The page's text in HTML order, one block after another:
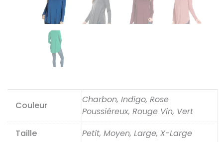
Couleur
Charbon, Indigo, Rose
Poussiéreux, Rouge Vin, Vert
Taille
Petit, Moyen, Large, X-Large